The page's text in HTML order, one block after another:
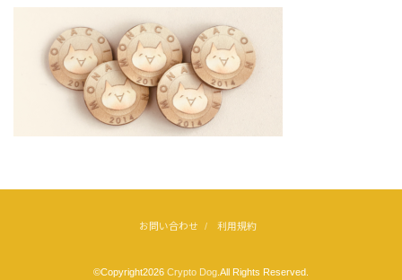
お問い合わせ 利用規約
©Copyright2026 Crypto Dog.All Rights Reserved.